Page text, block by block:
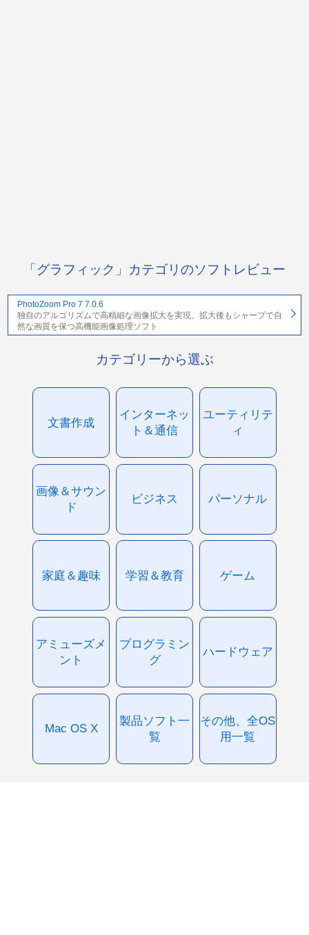
「グラフィック」カテゴリのソフトレビュー
PhotoZoom Pro 7 7.0.6
独自のアルゴリズムで高精細な画像拡大を実現。拡大後もシャープで自
然な画質を保つ高機能画像処理ソフト
カテゴリーから選ぶ
文書作成
インターネッ
ト＆通信
ユーティリテ
ィ
画像＆サウン
ド
ビジネス パーソナル
家庭＆趣味 学習＆教育 ゲーム
アミューズメ
ント
プログラミン
グ
ハードウェア
Mac OS X
製品ソフト一
覧
その他、全OS
用一覧